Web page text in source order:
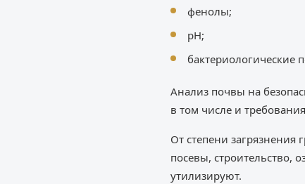
фенолы;
рН;
бактериологические
Анализ почвы на
в том числе и
От степени загрязнения
посевы, строительство,
утилизируют.